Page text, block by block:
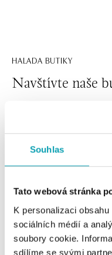
Souhlas
Tato webová stránka
K personalizaci
sociálních médií a
soubory cookie.
sdílíme se svými
HALADA BUTIKY
Navštívte naše
Všetky Česko